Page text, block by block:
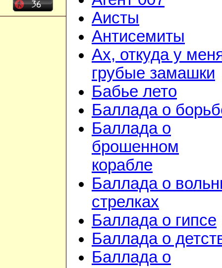
Аисты
Антисемиты
Ах, откуда у
грубые замашки
Бабье лето
Баллада о
Баллада о
брошенном
корабле
Баллада о
стрелках
Баллада о гипсе
Баллада о
Баллада о